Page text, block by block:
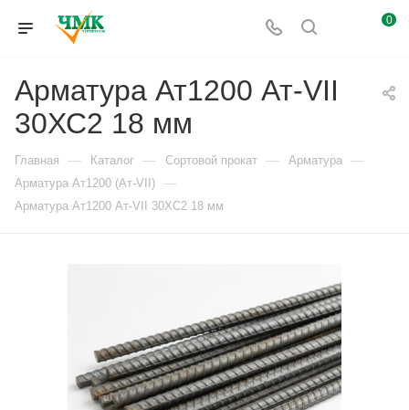
0
Арматура Ат1200 Ат-VII
30ХС2 18 мм
Главная — Каталог — Сортовой прокат — Арматура —
Арматура Ат1200 (Ат-VII) —
Арматура Ат1200 Ат-VII 30ХС2 18 мм